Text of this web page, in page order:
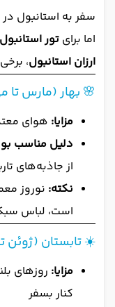
سفر به استانبول
اما برای تور استانبول
ارزان استانبول،
🌸 بهار (مارس تا
مزایا: هوای
دلیل مناسب
از جاذبه‌های
نکته: نوروز
است، لباس
☀️ تابستان (ژوئن
مزایا: روزهای
کنار بسفر